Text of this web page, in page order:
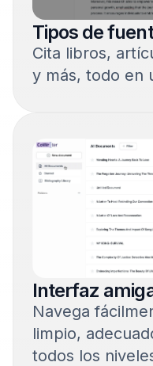
Tipos de
Cita libros,
y más, todo en
Interfaz
Navega
limpio,
todos los